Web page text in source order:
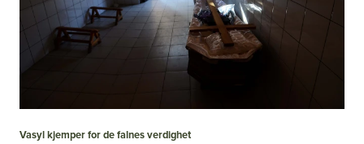
Vasyl kjemper for de falnes verdighet